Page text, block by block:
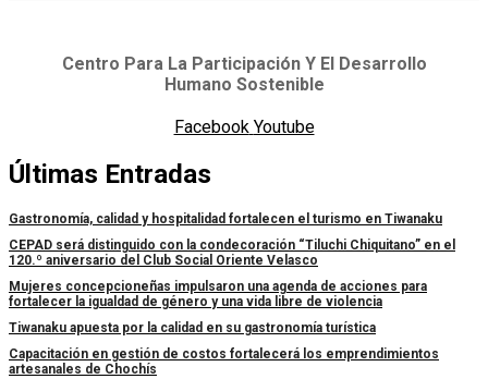
Centro Para La Participación Y El Desarrollo
Humano Sostenible
Facebook Youtube
Últimas Entradas
Gastronomía, calidad y hospitalidad fortalecen el turismo en Tiwanaku
CEPAD será distinguido con la condecoración “Tiluchi Chiquitano” en el
120.º aniversario del Club Social Oriente Velasco
Mujeres concepcioneñas impulsaron una agenda de acciones para
fortalecer la igualdad de género y una vida libre de violencia
Tiwanaku apuesta por la calidad en su gastronomía turística
Capacitación en gestión de costos fortalecerá los emprendimientos
artesanales de Chochís